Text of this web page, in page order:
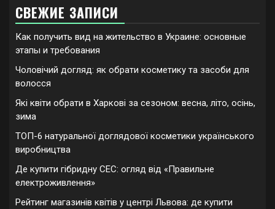
СВЕЖИЕ ЗАПИСИ
Как получить вид на жительство в Украине: основные
этапы и требования
Чоловічий догляд: як обрати косметику та засоби для
волосся
Які квіти обрати в Харкові за сезоном: весна, літо, осінь,
зима
ТОП-6 натуральної доглядової косметики українського
виробництва
Де купити гібридну СЕС: огляд від «Правильне
електроживлення»
Рейтинг магазинів квітів у центрі Львова: де купити